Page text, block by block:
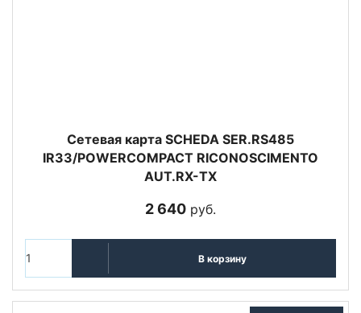
Сетевая карта SCHEDA SER.RS485
IR33/POWERCOMPACT RICONOSCIMENTO
AUT.RX-TX
2 640 руб.
В корзину